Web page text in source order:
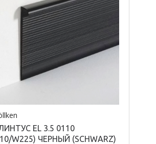
EL 3.5 0110
W225) ЧЕРНЫЙ (SCHWARZ)